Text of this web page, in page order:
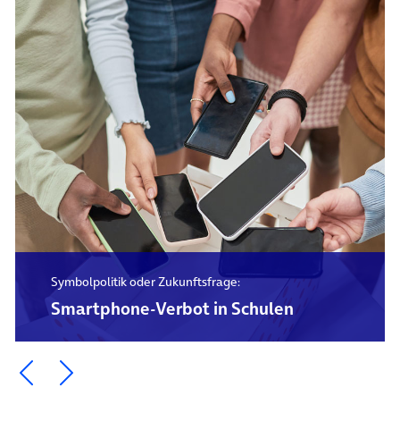
Symbolpolitik oder Zukunftsfrage:
Smartphone-Verbot in Schulen
Ein Element zurück blättern
Ein Element weiter blättern